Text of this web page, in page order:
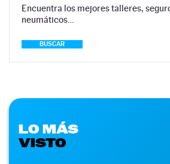
Encuentra los mejores talleres,
neumáticos…
BUSCAR
LO MÁS
VISTO